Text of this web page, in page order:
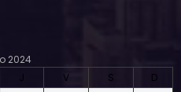
2024
J V S
D